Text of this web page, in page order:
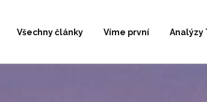
Všechny články Víme první Analýzy